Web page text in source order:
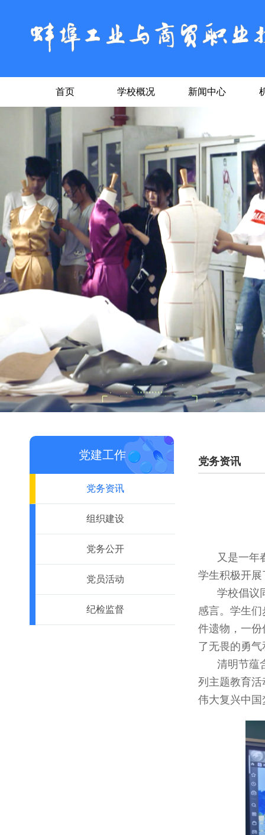
首页 学校概况 新闻中心
党建工作
党务资讯
组织建设
党务公开
党员活动
纪检监督
党务资讯
又是一年
学生积极开
学校倡议
感言。学生
件遗物，一
了无畏的勇
清明节蕴
列主题教育
伟大复兴中